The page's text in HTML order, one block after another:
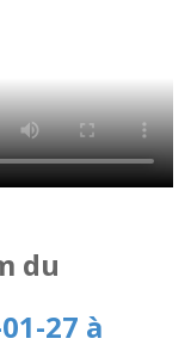
du